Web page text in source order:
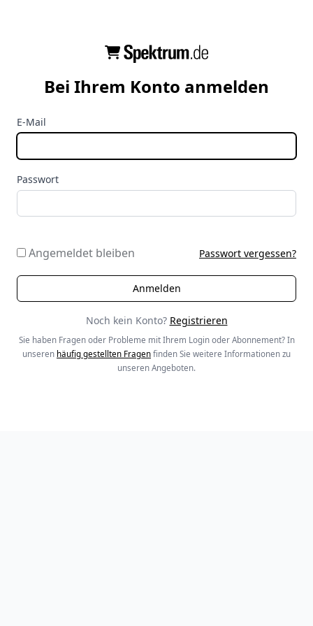
Bei Ihrem Konto anmelden
E-Mail
Passwort
Angemeldet bleiben Passwort vergessen?
Noch kein Konto? Registrieren
Sie haben Fragen oder Probleme mit Ihrem Login oder Abonnement? In
unseren häufig gestellten Fragen finden Sie weitere Informationen zu
unseren Angeboten.